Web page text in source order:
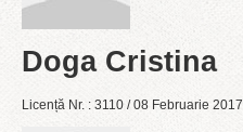
Doga Cristina
Licență Nr. : 3110 / 08 Februarie 2017